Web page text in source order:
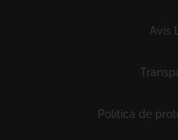
Avís
Política de